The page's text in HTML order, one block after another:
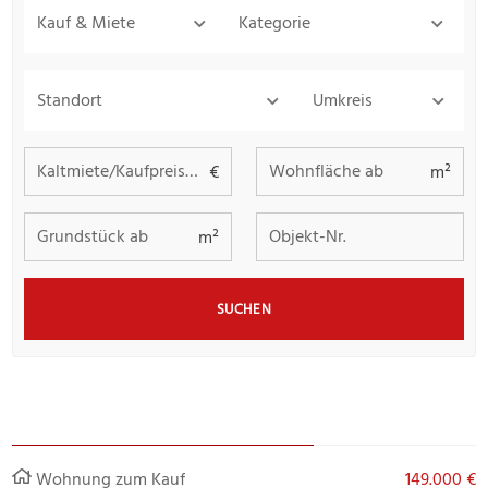
Kauf & Miete Kategorie
Standort Umkreis
Kaltmiete/Kaufpreis bis € Wohnfläche ab m²
Grundstück ab m² Objekt-Nr.
SUCHEN
Wohnung zum Kauf 149.000 €